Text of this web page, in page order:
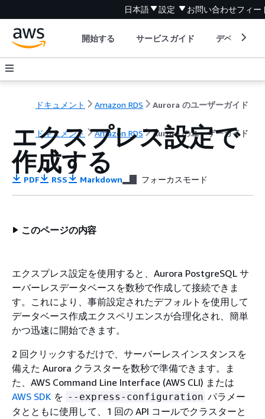
日本語 設定 お問い合わせフィー
開始する サービスガイド デベロッパ
ドキュメント Amazon RDS Aurora のユーザーガイド
ドキュメント Amazon RDS Aurora のユーザーガイド
エクスプレス設定で
作成する
PDF RSS Markdown フォーカスモード
このページの内容
エクスプレス設定を使用すると、Aurora PostgreSQL サ
ーバーレスデータベースを数秒で作成して接続できま
す。これにより、事前設定されたデフォルトを使用して
データベース作成エクスペリエンスが合理化され、簡単
かつ迅速に開始できます。
2 回クリックするだけで、サーバーレスインスタンスを
備えた Aurora クラスターを数秒で準備できます。ま
た、AWS Command Line Interface (AWS CLI) または
AWS SDK を --express-configuration パラメー
タとともに使用して、1 回の API コールでクラスターと